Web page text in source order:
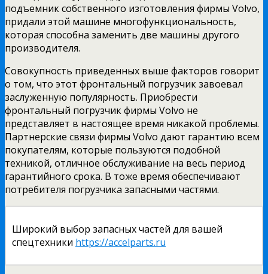
подъемник собственного изготовления фирмы Volvo,
придали этой машине многофункциональность,
которая способна заменить две машины другого
производителя.
Совокупность приведенных выше факторов говорит
о том, что этот фронтальный погрузчик завоевал
заслуженную популярность. Приобрести
фронтальный погрузчик фирмы Volvo не
представляет в настоящее время никакой проблемы.
Партнерские связи фирмы Volvo дают гарантию всем
покупателям, которые пользуются подобной
техникой, отличное обслуживание на весь период
гарантийного срока. В тоже время обеспечивают
потребителя погрузчика запасными частями.
Широкий выбор запасных частей для вашей
спецтехники https://accelparts.ru